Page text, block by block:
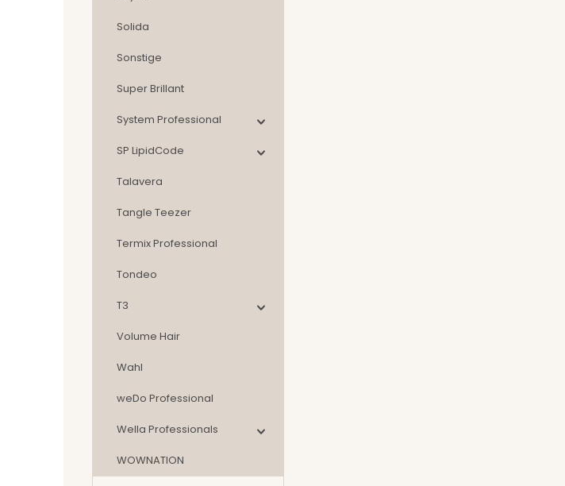
Solida
Sonstige
Super Brillant
System Professional
SP LipidCode
Talavera
Tangle Teezer
Termix Professional
Tondeo
T3
Volume Hair
Wahl
weDo Professional
Wella Professionals
WOWNATION